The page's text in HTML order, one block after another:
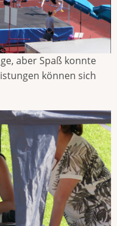
aber Spaß konnte
können sich